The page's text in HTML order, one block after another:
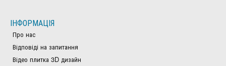
ІНФОРМАЦІЯ
Про нас
Відповіді на запитання
Відео плитка 3D дизайн